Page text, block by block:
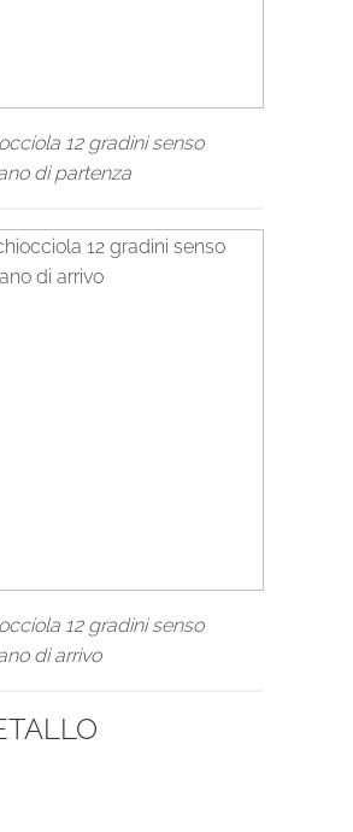
12 gradini senso
di partenza
12 gradini senso
di arrivo